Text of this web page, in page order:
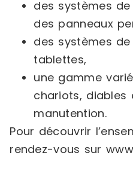
des systèmes
des panneaux
des systèmes
tablettes,
une gamme
chariots, diables
manutention.
Pour découvrir
rendez-vous sur